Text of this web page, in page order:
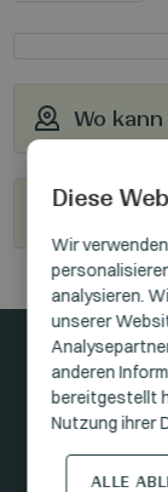
Wo
Werden
In
Diese
Wir
analysieren.
unserer
anderen
bereitgestellt
Nutzung ihrer
ALLE